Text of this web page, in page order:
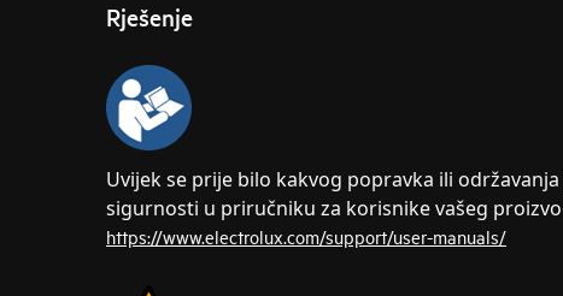
Rješenje
Uvijek se prije bilo kakvog popravka ili
sigurnosti u priručniku za korisnike vašeg
https://www.electrolux.com/support/user-manuals/